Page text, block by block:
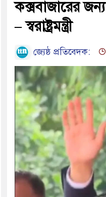
কক্সবাজারের
– স্বরাষ্ট্রমন্ত্রী
জ্যেষ্ঠ প্রতিবেদক: